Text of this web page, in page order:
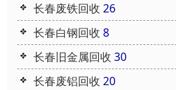
长春废铁回收 26
长春白钢回收 8
长春旧金属回收 30
长春废铝回收 20